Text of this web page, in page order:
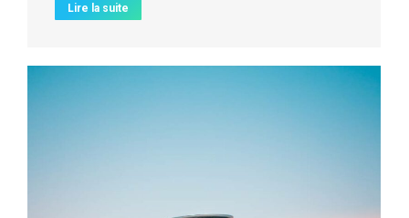
Lire la suite